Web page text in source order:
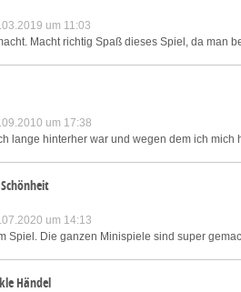
um 11:03
Macht richtig Spaß dieses Spiel, da man
um 17:38
lange hinterher war und wegen dem ich
um 14:13
Spiel. Die ganzen Minispiele sind super
Händel